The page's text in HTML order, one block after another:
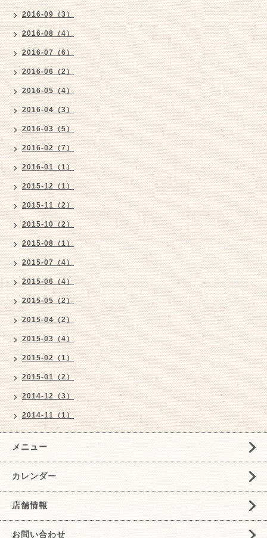
2016-09（3）
2016-08（4）
2016-07（6）
2016-06（2）
2016-05（4）
2016-04（3）
2016-03（5）
2016-02（7）
2016-01（1）
2015-12（1）
2015-11（2）
2015-10（2）
2015-08（1）
2015-07（4）
2015-06（4）
2015-05（2）
2015-04（2）
2015-03（4）
2015-02（1）
2015-01（2）
2014-12（3）
2014-11（1）
メニュー
カレンダー
店舗情報
お問い合わせ